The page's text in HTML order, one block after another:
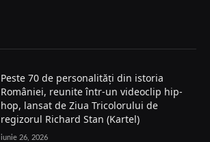
Peste 70 de personalități din istoria
României, reunite într-un videoclip hip-
hop, lansat de Ziua Tricolorului de
regizorul Richard Stan (Kartel)
iunie 26, 2026